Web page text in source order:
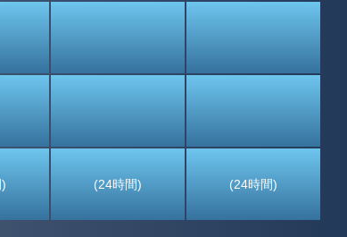
(24時間) (24時間)